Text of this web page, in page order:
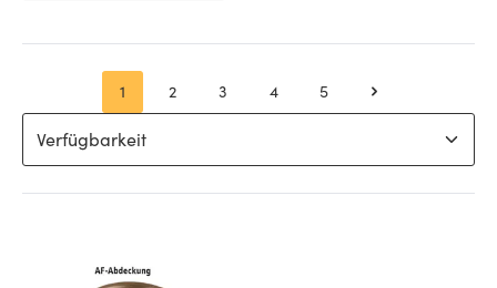
Seite
1 Seite
2 Seite
3 Seite
4 Seite
5